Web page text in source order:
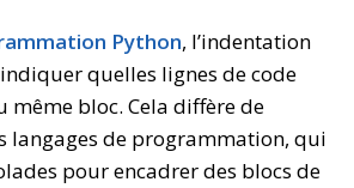
Python, l’indentation
quelles lignes de code
même bloc. Cela diffère de
langages de programmation, qui
pour encadrer des blocs de